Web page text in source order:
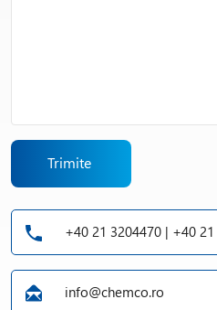
Trimite
+40 21 3204470 | +40 21
info@chemco.ro